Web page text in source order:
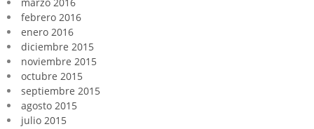
febrero 2016
enero 2016
diciembre 2015
noviembre 2015
octubre 2015
septiembre 2015
agosto 2015
julio 2015